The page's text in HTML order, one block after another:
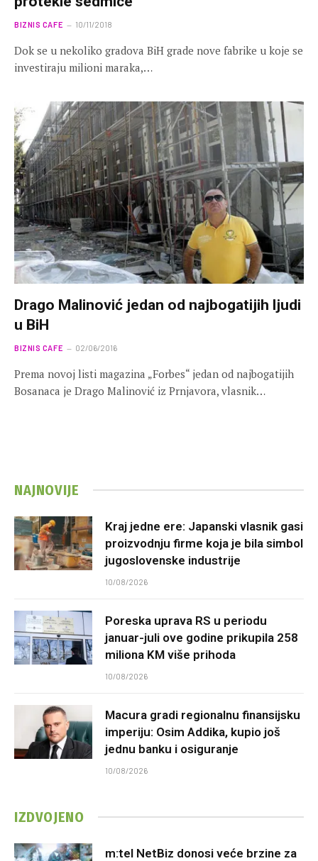
BIZNIS CAFE 10/11/2018
Dok se u nekoliko gradova BiH grade nove fabrike u koje se
investiraju milioni maraka,…
Drago Malinović jedan od najbogatijih ljudi
u BiH
BIZNIS CAFE 02/06/2016
Prema novoj listi magazina „Forbes“ jedan od najbogatijih
Bosanaca je Drago Malinović iz Prnjavora, vlasnik…
NAJNOVIJE
Kraj jedne ere: Japanski vlasnik gasi
proizvodnju firme koja je bila simbol
jugoslovenske industrije
10/08/2026
Poreska uprava RS u periodu
januar-juli ove godine prikupila 258
miliona KM više prihoda
10/08/2026
Macura gradi regionalnu finansijsku
imperiju: Osim Addika, kupio još
jednu banku i osiguranje
10/08/2026
IZDVOJENO
m:tel NetBiz donosi veće brzine za